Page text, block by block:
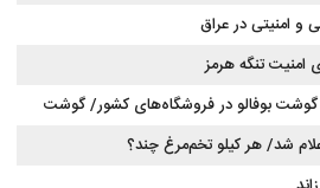
و امنیتی در عراق
امنیت تنگه هرمز
گوشت بوفالو در فروشگاه‌های کشور/ گوشت
بوفالو با چه قیمتی به فروش می‌رود؟
شد/ هر کیلو تخم‌مرغ چند؟